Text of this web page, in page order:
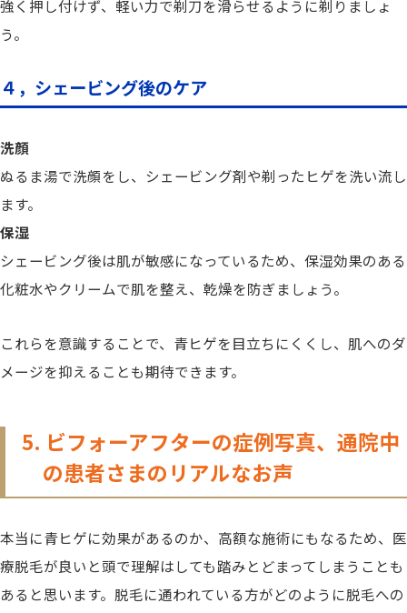
強く押し付けず、軽い力で剃刀を滑らせるように剃りましょ
う。
４，シェービング後のケア
洗顔
ぬるま湯で洗顔をし、シェービング剤や剃ったヒゲを洗い流し
ます。
保湿
シェービング後は肌が敏感になっているため、保湿効果のある
化粧水やクリームで肌を整え、乾燥を防ぎましょう。
これらを意識することで、青ヒゲを目立ちにくくし、肌へのダ
メージを抑えることも期待できます。
5. ビフォーアフターの症例写真、通院中
の患者さまのリアルなお声
本当に青ヒゲに効果があるのか、高額な施術にもなるため、医
療脱毛が良いと頭で理解はしても踏みとどまってしまうことも
あると思います。脱毛に通われている方がどのように脱毛への